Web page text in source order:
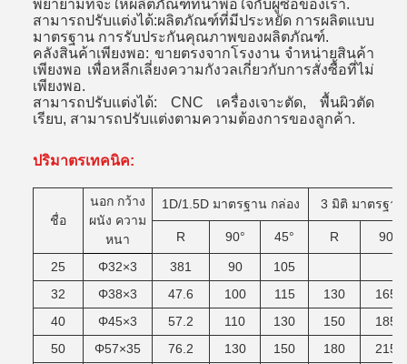
พยายามที่จะให้ผลิตภัณฑ์ที่น่าพอใจกับผู้ซื้อของเรา.
สามารถปรับแต่งได้:ผลิตภัณฑ์ที่มีประหยัด การผลิตแบบ
มาตรฐาน การรับประกันคุณภาพของผลิตภัณฑ์.
คลังสินค้าเพียงพอ: ขายตรงจากโรงงาน จําหน่ายสินค้า
เพียงพอ เพื่อหลีกเลี่ยงความกังวลเกี่ยวกับการสั่งซื้อที่ไม่
เพียงพอ.
สามารถปรับแต่งได้: CNC เครื่องเจาะตัด, พื้นผิวตัด
เรียบ, สามารถปรับแต่งตามความต้องการของลูกค้า.
ปริมาตรเทคนิค:
ชื่อ
นอก กว้าง
ผนัง ความ
หนา
1D/1.5D มาตรฐาน กล่อง 3 มิติ มาตรฐาน
R 90° 45° R 90
25 Φ32×3 381 90
105
32
Φ38×3 47.6 100 115 130
165
40
Φ45×3 57.2 110 130 150
185
50
Φ57×35 76.2 130 150 180 215